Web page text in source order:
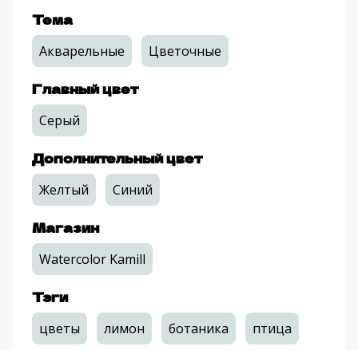
Тема
Акварельные Цветочные
Главный цвет
Серый
Дополнительный цвет
Желтый Синий
Магазин
Watercolor Kamill
Тэги
цветы лимон ботаника птица